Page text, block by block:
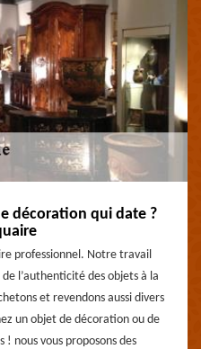
décoration qui date ?
professionnel. Notre travail
l’authenticité des objets à la
et revendons aussi divers
un objet de décoration ou de
! nous vous proposons des